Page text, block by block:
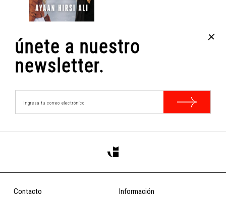
PRESA
AYAAN HIRSI ALI
$15.000
COMPRAR
+
únete a nuestro
newsletter.
Contacto Información